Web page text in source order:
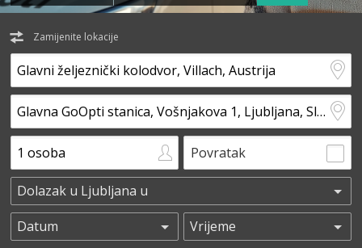
Zamijenite lokacije
Povratak